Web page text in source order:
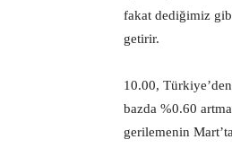
fakat dediğimiz
getirir.
10.00,
bazda %0.60
gerilemenin